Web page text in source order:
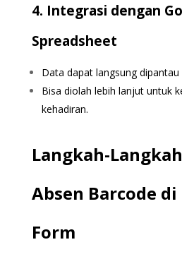
4. Integrasi dengan
Spreadsheet
Data dapat langsung
Bisa diolah lebih lanjut untuk
kehadiran.
Langkah-
Absen Barcode di
Form